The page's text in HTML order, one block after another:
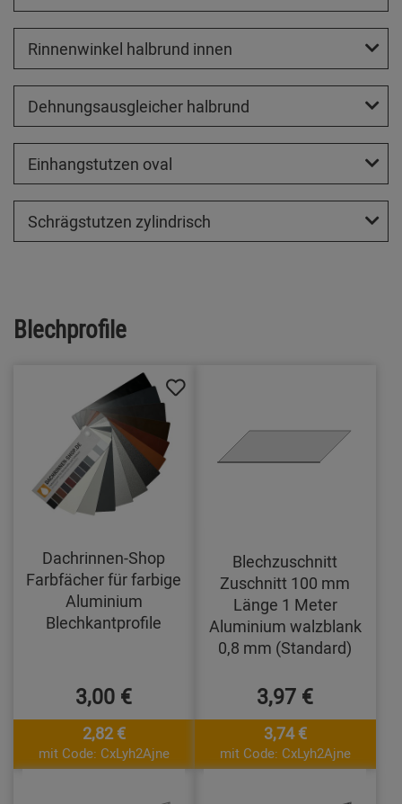
Rinnenwinkel halbrund innen
Dehnungsausgleicher halbrund
Einhangstutzen oval
Schrägstutzen zylindrisch
Blechprofile
Dachrinnen-Shop
Farbfächer für farbige
Aluminium
Blechkantprofile
3,00 €
2,82 €
mit Code: CxLyh2Ajne
Blechzuschnitt
Zuschnitt 100 mm
Länge 1 Meter
Aluminium walzblank
0,8 mm (Standard)
3,97 €
3,74 €
mit Code: CxLyh2Ajne